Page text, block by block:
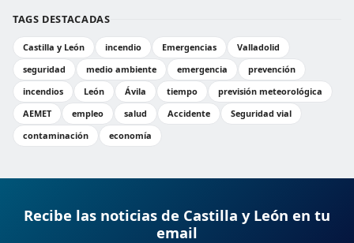
TAGS DESTACADAS
Castilla y León incendio Emergencias
Valladolid
seguridad
medio ambiente emergencia
prevención
incendios
León Ávila tiempo
previsión meteorológica
AEMET
empleo salud Accidente
Seguridad vial
contaminación
economía
Recibe las noticias de Castilla y León en tu
email